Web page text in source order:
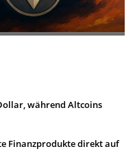
während Altcoins
Finanzprodukte direkt auf